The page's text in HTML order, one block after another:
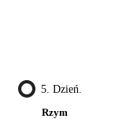
5. Dzień.
Rzym